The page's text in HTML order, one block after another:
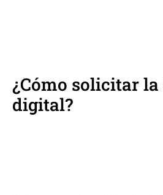
¿Cómo solicitar
digital?